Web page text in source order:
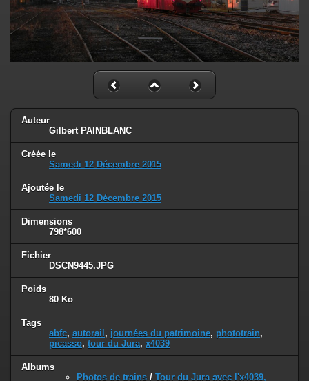
Auteur
Gilbert PAINBLANC
Créée le
Samedi 12 Décembre 2015
Ajoutée le
Samedi 12 Décembre 2015
Dimensions
798*600
Fichier
DSCN9445.JPG
Poids
80 Ko
Tags
abfc, autorail, journées du patrimoine, phototrain,
picasso, tour du Jura, x4039
Albums
Photos de trains / Tour du Jura avec l'x4039,